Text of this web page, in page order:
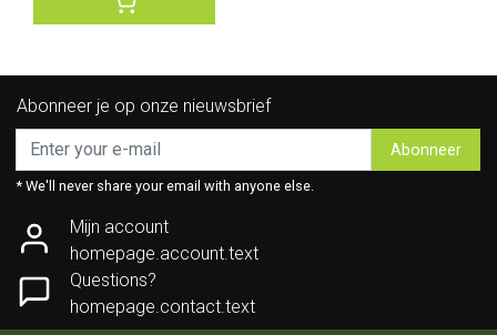
Abonneer je op onze nieuwsbrief
Abonneer
* We'll never share your email with anyone else.
Mijn account
homepage.account.text
Questions?
homepage.contact.text